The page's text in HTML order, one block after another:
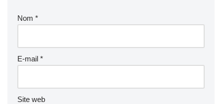
Nom *
E-mail *
Site web